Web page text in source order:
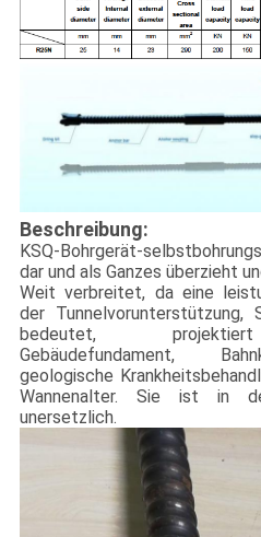
Beschreibung:
KSQ-Bohrgerät-
dar und als Ganzes überzieht
Weit verbreitet, da eine
der Tunnelvorunterstützung,
bedeutet,
Gebäudefundament,
geologische
Wannenalter. Sie ist in
unersetzlich.